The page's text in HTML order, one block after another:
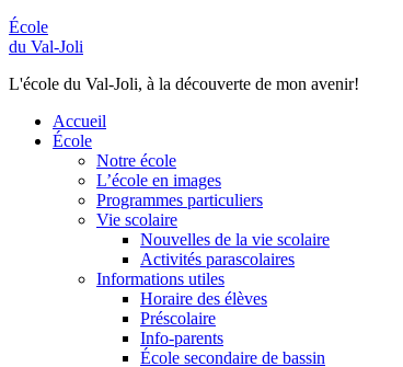
École
du Val-Joli
L'école du Val-Joli, à la découverte de mon avenir!
Accueil
École
Notre école
L’école en images
Programmes particuliers
Vie scolaire
Nouvelles de la vie scolaire
Activités parascolaires
Informations utiles
Horaire des élèves
Préscolaire
Info-parents
École secondaire de bassin